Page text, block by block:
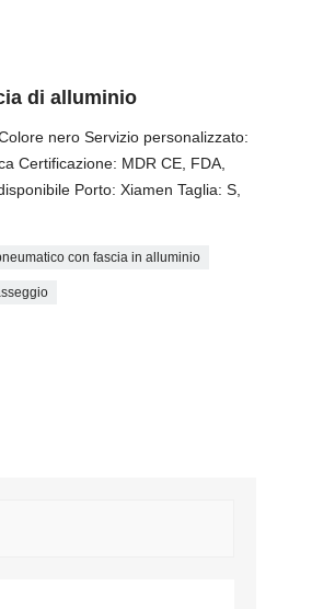
di alluminio
nero Servizio personalizzato:
Certificazione: MDR CE, FDA,
Porto: Xiamen Taglia: S,
con fascia in alluminio